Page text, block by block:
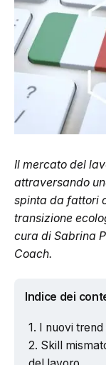
Il mercato del
attraversando
spinta da fattori
transizione
cura di Sabrina
Coach.
Indice dei
I nuovi
Skill